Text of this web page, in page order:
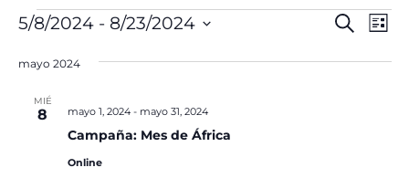
Eventos Buscar
de
Lista
5/8/2024 - 8/23/2024
la
mayo 2024
MIÉ
8
Campaña: Mes de África
mayo 1, 2024- mayo 31, 2024
Online